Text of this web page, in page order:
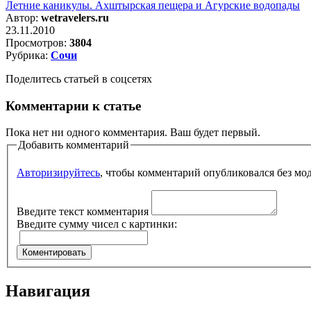
Летние каникулы. Ахштырская пещера и Агурские водопады
Автор: wetravelers.ru
23.11.2010
Просмотров: 3804
Рубрика: Сочи
Поделитесь статьей в соцсетях
Комментарии к статье
Пока нет ни одного комментария. Ваш будет первый.
Добавить комментарий
Авторизируйтесь, чтобы комментарий опубликовался без
Введите текст комментария
Введите сумму чисел с картинки:
Навигация